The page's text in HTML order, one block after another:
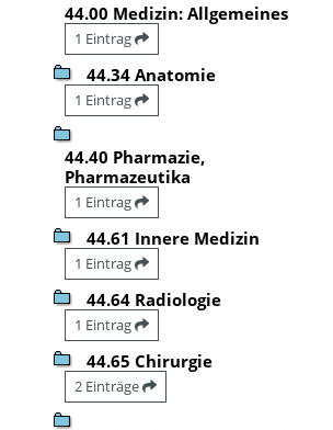
44.00 Medizin: Allgemeines
1 Eintrag
44.34 Anatomie
1 Eintrag
44.40 Pharmazie,
Pharmazeutika
1 Eintrag
44.61 Innere Medizin
1 Eintrag
44.64 Radiologie
1 Eintrag
44.65 Chirurgie
2 Einträge